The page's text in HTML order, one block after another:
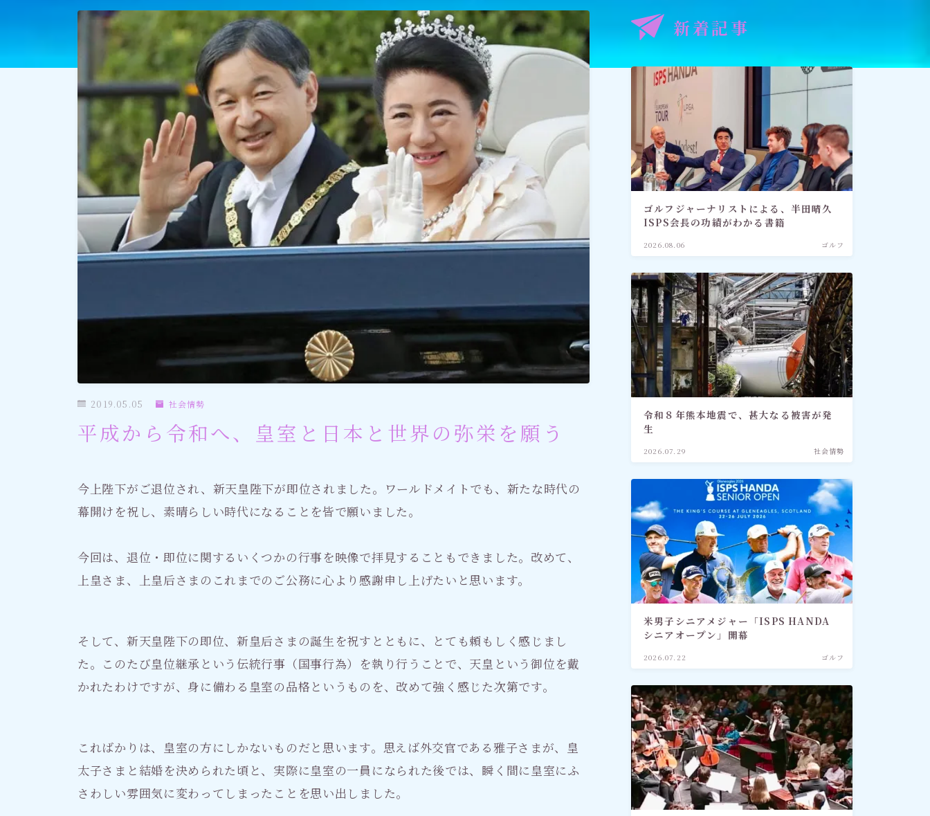
スポーツ
メディア・ネット
深見東州 (半田晴久)
ワールドメイト
神道・宗教
社会情勢
ワールドメイトで何を学ぶ？ 禅とワールドメイト
ワールドメイトの救霊
「深見東州直伝！ 願いが叶う祈
り方教室・入門篇」
2019.05.05 社会情勢
平成から令和へ、皇室と日本と世界の弥栄を願う
今上陛下がご退位され、新天皇陛下が即位されました。ワールドメイトでも、新たな時代の
幕開けを祝し、素晴らしい時代になることを皆で願いました。
今回は、退位・即位に関するいくつかの行事を映像で拝見することもできました。改めて、
上皇さま、上皇后さまのこれまでのご公務に心より感謝申し上げたいと思います。
そして、新天皇陛下の即位、新皇后さまの誕生を祝すとともに、とても頼もしく感じまし
た。このたび皇位継承という伝統行事（国事行為）を執り行うことで、天皇という御位を戴
かれたわけですが、身に備わる皇室の品格というものを、改めて強く感じた次第です。
こればかりは、皇室の方にしかないものだと思います。思えば外交官である雅子さまが、皇
太子さまと結婚を決められた頃と、実際に皇室の一員になられた後では、瞬く間に皇室にふ
さわしい雰囲気に変わってしまったことを思い出しました。
新着記事
ゴルフジャーナリストによる、半田晴久
ISPS会長の功績がわかる書籍
2026.08.06 ゴルフ
令和８年熊本地震で、甚大なる被害が発
生
2026.07.29 社会情勢
米男子シニアメジャー「ISPS HANDA
シニアオープン」開幕
2026.07.22 ゴルフ